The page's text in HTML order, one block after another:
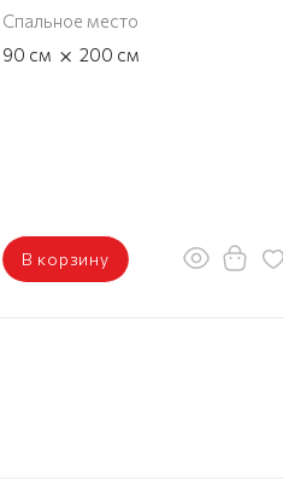
Спальное место
90 см × 200 см
В корзину